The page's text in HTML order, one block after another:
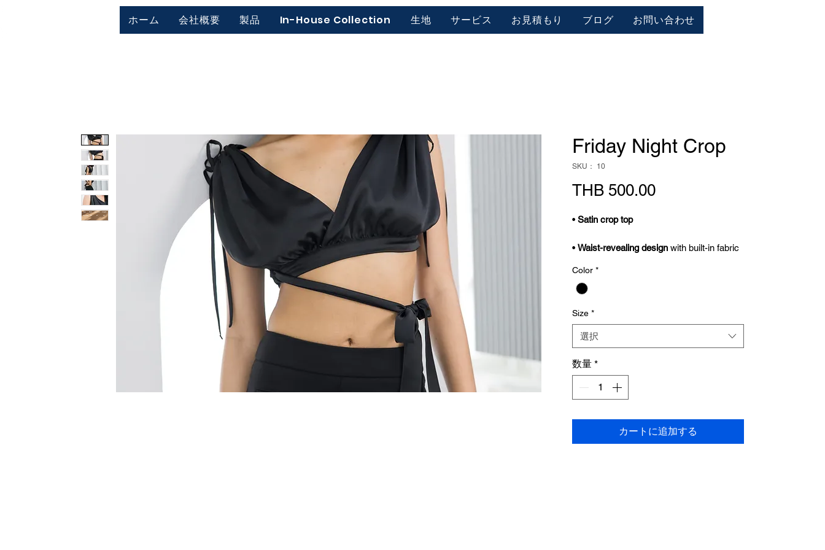
ホーム 会社概要 製品 In-House Collection 生地 サービス お見積もり ブログ お問い合わせ
Friday Night Crop
SKU： 10
THB 500.00価
• Satin crop top
• Waist-revealing design with built-in fabric
around the waist, creating a stylish detail
while enhancing a slimmer waistline
Shipping cost payable at destination
Color *
Size *
選択
数量 *
カートに追加する